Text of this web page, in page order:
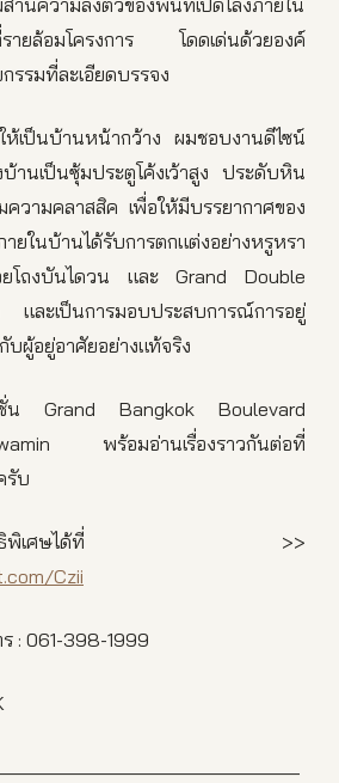
รายล้อมโครงการ โดดเด่นด้วยองค์
รรมที่ละเอียดบรรจง
เป็นบ้านหน้ากว้าง ผมชอบงานดีไซน์
บ้านเป็นซุ้มประตูโค้งเว้าสูง ประดับหิน
ความคลาสสิค เพื่อให้มีบรรยากาศของ
ยในบ้านได้รับการตกแต่งอย่างหรูหรา
โถงบันไดวน และ Grand Double
ละเป็นการมอบประสบการณ์การอยู่
บผู้อยู่อาศัยอย่างแท้จริง
ชั่น Grand Bangkok Boulevard
พร้อมอ่านเรื่องราวกันต่อที่
รับ
อรับสิทธิพิเศษได้ที่ >>
Czii
ร : 061-398-1999